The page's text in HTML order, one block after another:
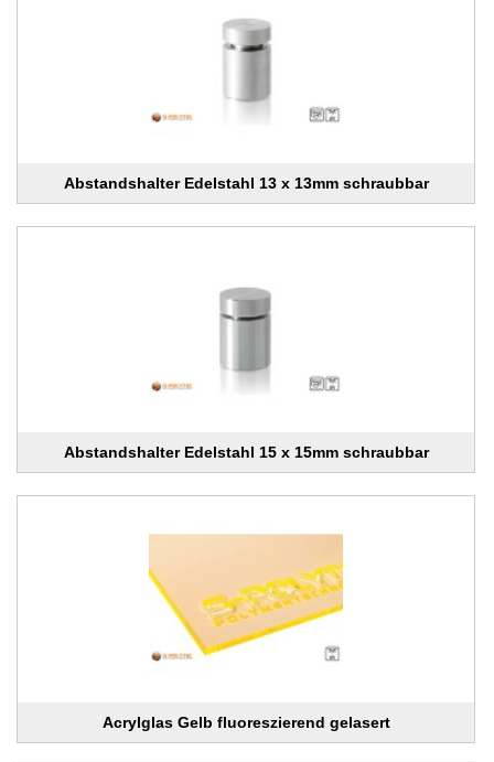
Abstandshalter Edelstahl 13 x 13mm schraubbar
Abstandshalter Edelstahl 15 x 15mm schraubbar
Acrylglas Gelb fluoreszierend gelasert